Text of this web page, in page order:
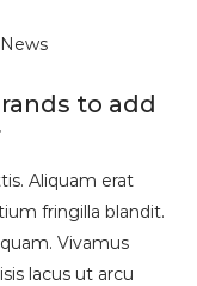
News
to add
Aliquam erat
fringilla blandit.
Vivamus
lacus ut arcu